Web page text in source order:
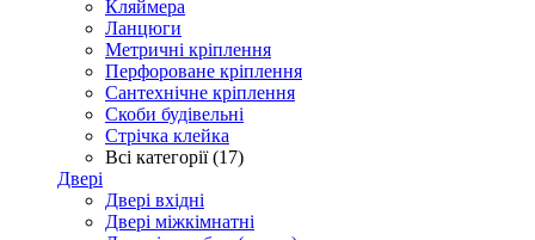
Кляймера
Ланцюги
Метричні кріплення
Перфороване кріплення
Сантехнічне кріплення
Скоби будівельні
Стрічка клейка
Всі категорії (17)
Двері
Двері вхідні
Двері міжкімнатні